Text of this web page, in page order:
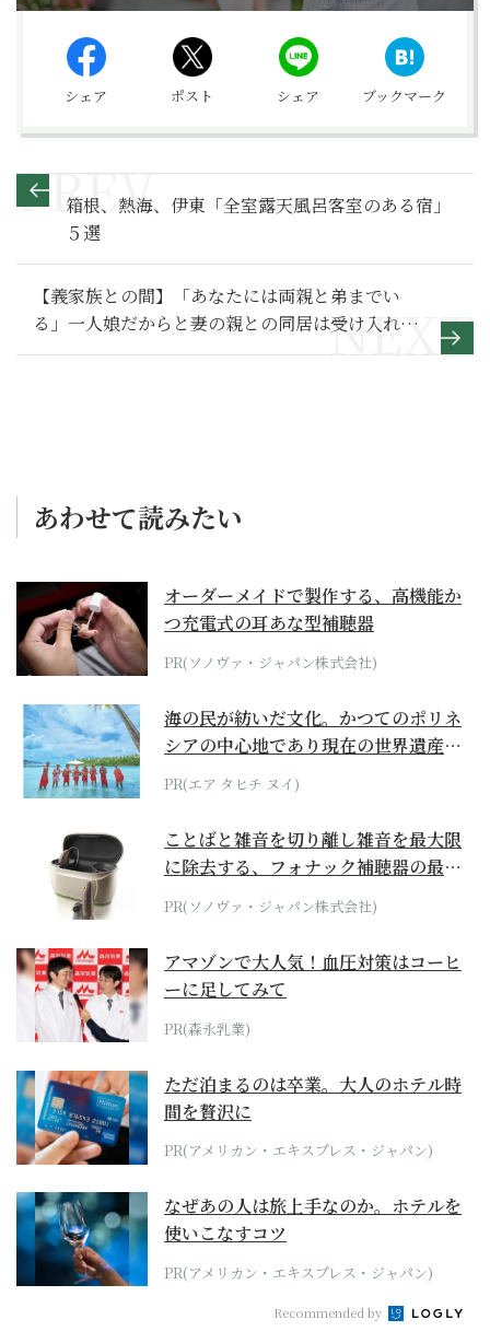
シェア ポスト シェア ブックマーク
箱根、熱海、伊東「全室露天風呂客室のある宿」
５選
【義家族との間】「あなたには両親と弟までい
る」一人娘だからと妻の親との同居は受け入れる
べき？～その２～
あわせて読みたい
オーダーメイドで製作する、高機能か
つ充電式の耳あな型補聴器
PR(ソノヴァ・ジャパン株式会社)
海の民が紡いだ文化。かつてのポリネ
シアの中心地であり現在の世界遺産か
らみえてくる...
PR(エア タヒチ ヌイ)
ことばと雑音を切り離し雑音を最大限
に除去する、フォナック補聴器の最上
位モデル
PR(ソノヴァ・ジャパン株式会社)
アマゾンで大人気！血圧対策はコーヒ
ーに足してみて
PR(森永乳業)
ただ泊まるのは卒業。大人のホテル時
間を贅沢に
PR(アメリカン・エキスプレス・ジャパン)
なぜあの人は旅上手なのか。ホテルを
使いこなすコツ
PR(アメリカン・エキスプレス・ジャパン)
Recommended by